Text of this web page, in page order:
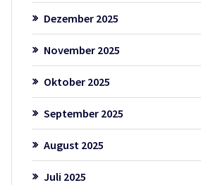
Dezember 2025
November 2025
Oktober 2025
September 2025
August 2025
Juli 2025